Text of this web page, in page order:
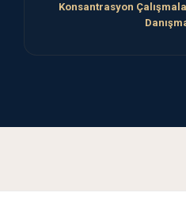
Konsantrasyon